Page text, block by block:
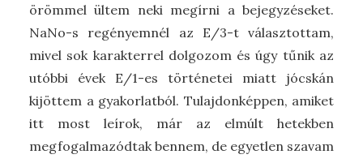
örömmel ültem neki megírni a bejegyzéseket.
NaNo-s regényemnél az E/3-t választottam,
mivel sok karakterrel dolgozom és úgy tűnik az
utóbbi évek E/1-es történetei miatt jócskán
kijöttem a gyakorlatból. Tulajdonképpen, amiket
itt most leírok, már az elmúlt hetekben
megfogalmazódtak bennem, de egyetlen szavam